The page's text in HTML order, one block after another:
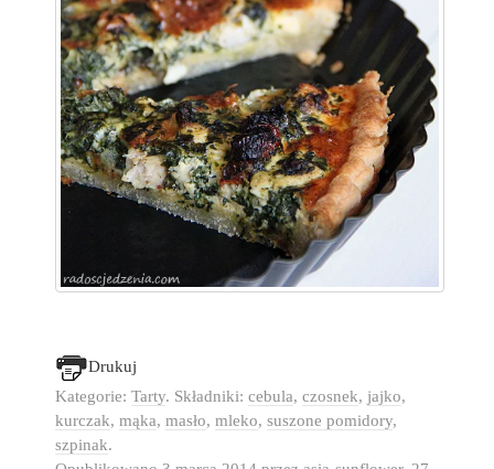
Drukuj
Kategorie: Tarty. Składniki: cebula, czosnek, jajko,
kurczak, mąka, masło, mleko, suszone pomidory,
szpinak.